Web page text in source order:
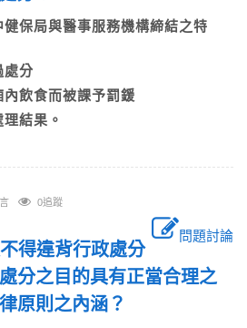
保局與醫事服務機構締結之特
處分
內飲食而被課予罰鍰
結果。
0追蹤
問題討論
得違背行政處分
分之目的具有正當合理之
原則之內涵？